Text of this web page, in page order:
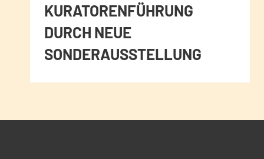
KURATORENFÜHRUNG
DURCH NEUE
SONDERAUSSTELLUNG